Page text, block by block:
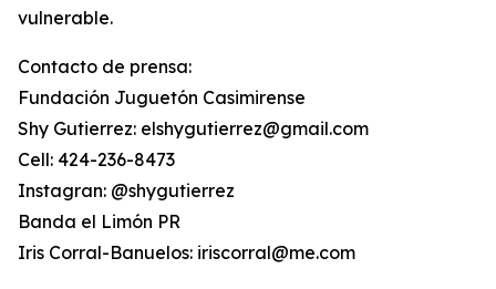
vulnerable.
Contacto de prensa:
Fundación Juguetón Casimirense
Shy Gutierrez: elshygutierrez@gmail.com
Cell: 424-236-8473
Instagran: @shygutierrez
Banda el Limón PR
Iris Corral-Banuelos: iriscorral@me.com